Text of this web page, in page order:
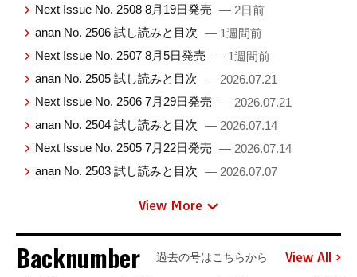
Next Issue No. 2508 8月19日発売 — 2日前
anan No. 2506 試し読みと目次 — 1週間前
Next Issue No. 2507 8月5日発売 — 1週間前
anan No. 2505 試し読みと目次 — 2026.07.21
Next Issue No. 2506 7月29日発売 — 2026.07.21
anan No. 2504 試し読みと目次 — 2026.07.14
Next Issue No. 2505 7月22日発売 — 2026.07.14
anan No. 2503 試し読みと目次 — 2026.07.07
View More
Backnumber 過去の号はこちらから View All